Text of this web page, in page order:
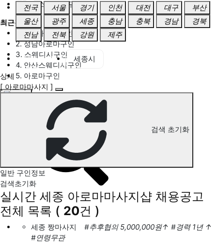
5. 동탄스웨디시구인
최근검색어
1. 일산마사지구인
2. 성남아로마구인
3. 스웨디시구인
4. 안산스웨디시구인
5. 아로마구인
세종 아로마마사지 구인정보
전국
서울 경기 인천 대전 대구
부산
울산
광주 세종 충남 충북 경남
경북
전남
전북 강원 제주
세종 전체
세종시
상세
[ 아로마마사지 ]
검색 초기화
일반 구인정보
검색초기화
실시간 세종 아로마마사지샵 채용공고
전체 목록 ( 20건 )
세종 짱마사지 #추후협의 5,000,000원↑ #경력 1년 ↑
#연령무관